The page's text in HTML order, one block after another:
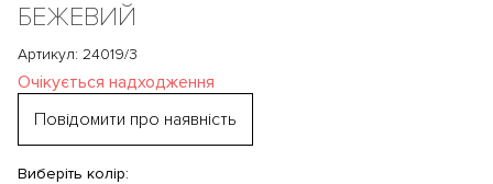
БЕЖЕВИЙ
Артикул: 24019/3
Очікується надходження
Повідомити про наявність
Виберіть колір: